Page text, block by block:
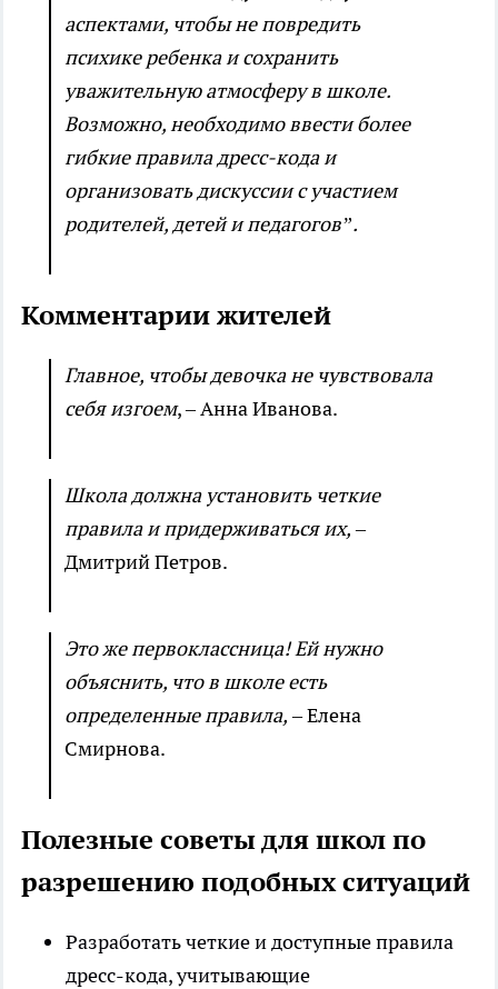
аспектами, чтобы не повредить
психике ребенка и сохранить
уважительную атмосферу в школе.
Возможно, необходимо ввести более
гибкие правила дресс-кода и
организовать дискуссии с участием
родителей, детей и педагогов”.
Комментарии жителей
Главное, чтобы девочка не чувствовала
себя изгоем, – Анна Иванова.
Школа должна установить четкие
правила и придерживаться их,–
Дмитрий Петров.
Это же первоклассница! Ей нужно
объяснить, что в школе есть
определенные правила,– Елена
Смирнова.
Полезные советы для школ по
разрешению подобных ситуаций
Разработать четкие и доступные правила
дресс-кода, учитывающие